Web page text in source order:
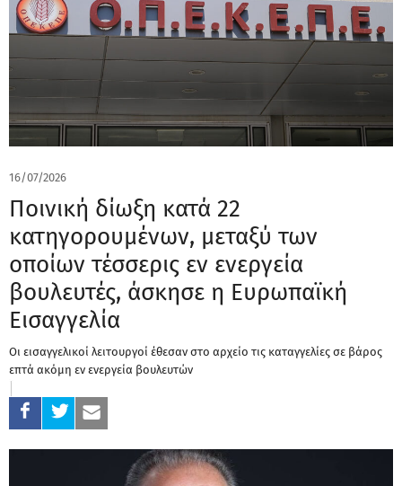
16/07/2026
Ποινική δίωξη κατά 22
κατηγορουμένων, μεταξύ των
οποίων τέσσερις εν ενεργεία
βουλευτές, άσκησε η Ευρωπαϊκή
Εισαγγελία
Οι εισαγγελικοί λειτουργοί έθεσαν στο αρχείο τις καταγγελίες σε βάρος
επτά ακόμη εν ενεργεία βουλευτών